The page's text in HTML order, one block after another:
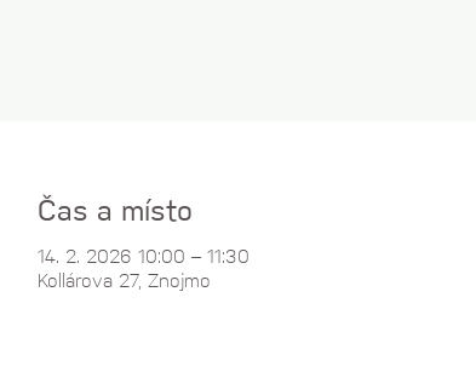
Čas a místo
14. 2. 2026 10:00 – 11:30
Kollárova 27, Znojmo